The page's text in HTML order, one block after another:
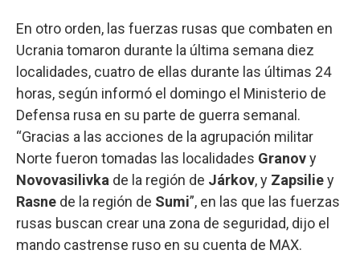
En otro orden, las fuerzas rusas que combaten en
Ucrania tomaron durante la última semana diez
localidades, cuatro de ellas durante las últimas 24
horas, según informó el domingo el Ministerio de
Defensa rusa en su parte de guerra semanal.
“Gracias a las acciones de la agrupación militar
Norte fueron tomadas las localidades Granovy
Novovasilivka de la región de Járkov, y Zapsiliey
Rasne de la región de Sumi”, en las que las fuerzas
rusas buscan crear una zona de seguridad, dijo el
mando castrense ruso en su cuenta de MAX.